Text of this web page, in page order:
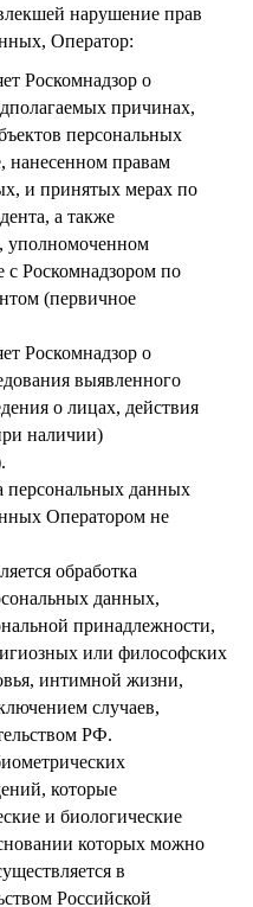
нарушение прав
Оператор:
Роскомнадзор о
причинах,
персональных
нанесенном правам
и принятых мерах по
а также
уполномоченном
с Роскомнадзором по
(первичное
Роскомнадзор о
выявленного
о лицах, действия
наличии)
персональных данных
Оператором не
обработка
данных,
принадлежности,
или философских
интимной жизни,
случаев,
РФ.
которые
и биологические
которых можно
в
Российской